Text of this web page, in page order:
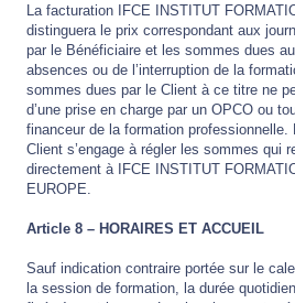
La facturation IFCE INSTITUT
distinguera le prix correspondant aux
par le Bénéficiaire et les sommes dues
absences ou de l’interruption de la
sommes dues par le Client à ce titre ne
d’une prise en charge par un OPCO ou
financeur de la formation
Client s’engage à régler les sommes qui
directement à IFCE INSTITUT
EUROPE.
Article 8 – HORAIRES ET ACCUEIL
Sauf indication contraire portée sur le
la session de formation, la durée